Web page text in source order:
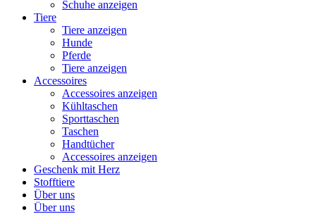
Schuhe anzeigen
Tiere
Tiere anzeigen
Hunde
Pferde
Tiere anzeigen
Accessoires
Accessoires anzeigen
Kühltaschen
Sporttaschen
Taschen
Handtücher
Accessoires anzeigen
Geschenk mit Herz
Stofftiere
Über uns
Über uns